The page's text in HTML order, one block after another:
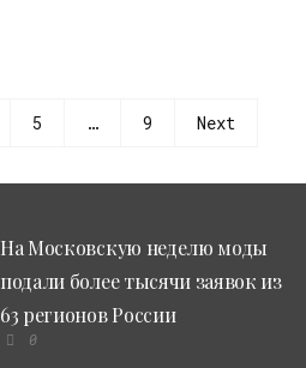
5 … 9 Next
На Московскую неделю моды
подали более тысячи заявок из
63 регионов России
0